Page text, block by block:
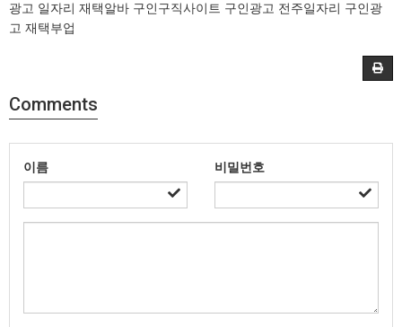
광고 일자리 재택알바 구인구직사이트 구인광고 전주일자리 구인광
고 재택부업
Comments
이름 비밀번호